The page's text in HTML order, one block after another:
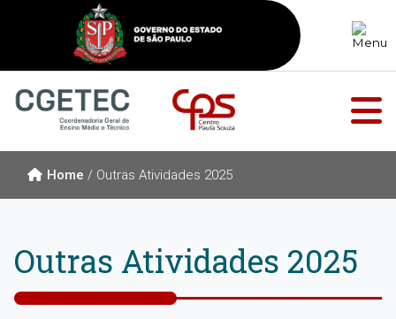
Home / Outras Atividades 2025
Outras Atividades 2025